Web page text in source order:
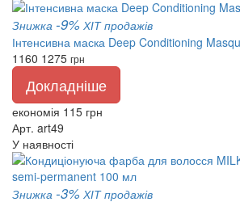
Знижка -9% ХІТ продажів
Інтенсивна маска Deep Conditioning
1160 1275 грн
Докладніше
економія 115 грн
Арт. art49
У наявності
Знижка -3% ХІТ продажів